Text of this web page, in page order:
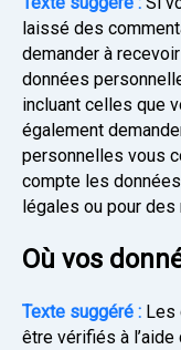
laissé des
demander à
données
incluant celles que
également
personnelles vous
compte les
légales ou pour
Où vos
Texte suggéré : Les
être vérifiés à